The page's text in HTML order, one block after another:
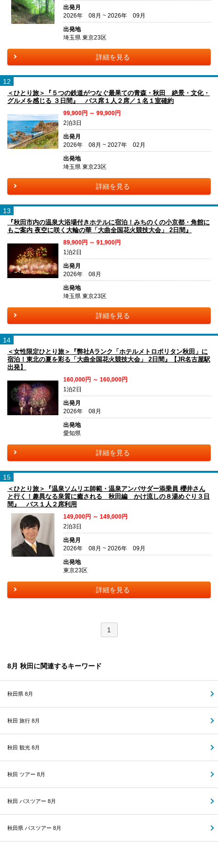
出発月
2026年 08月 ~ 2026年 09月
出発地
埼玉県 東京23区
詳細を見る
12
＜ひとり旅＞『５つの鉄道がつなぐ最果ての青森・秋田 絶景・文化・
グルメを感じる ３日間』 バス席１人２席／１名１室確約
99,900円 ～ 99,900円
2泊3日
出発月
2026年 08月 ~ 2027年 02月
出発地
埼玉県 東京23区
詳細を見る
13
『秋田市内の温泉大浴場付きホテルに宿泊！みちのくの小京都・角館に
もご案内 夜空に咲く大輪の華「大曲全国花火競技大会」 2日間』
89,900円 ～ 91,900円
1泊2日
出発月
2026年 08月
出発地
埼玉県 東京23区
詳細を見る
14
＜女性限定ひとり旅＞『弊社Aランク「ホテルメトロポリタン秋田」に
宿泊！東北の夏を彩る「大曲全国花火競技大会」 2日間』【JR名古屋駅
出発】
160,000円 ～ 160,000円
1泊2日
出発月
2026年 08月
出発地
愛知県
詳細を見る
15
＜ひとり旅＞『温泉ソムリエ師範・温泉アンバサダー添乗員 櫻井さん
と行く！趣異なる泉質に癒される 秋田編 かけ流しの８湯めぐり３日
間』 バス１人２席利用
149,000円 ～ 149,000円
2泊3日
出発月
2026年 08月 ~ 2026年 09月
出発地
東京23区
詳細を見る
1
8月 秋田に関連するキーワード
秋田県 8月
秋田 旅行 8月
秋田 観光 8月
秋田 ツアー 8月
秋田 バスツアー 8月
秋田県 バスツアー 8月